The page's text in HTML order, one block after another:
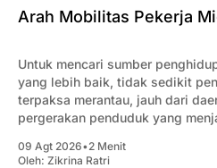
Arah Mobilitas Pekerja
Untuk mencari sumber
yang lebih baik, tidak sedikit
terpaksa merantau, jauh dari
pergerakan penduduk yang
09 Agt 2026•2 Menit
Oleh: Zikrina Ratri